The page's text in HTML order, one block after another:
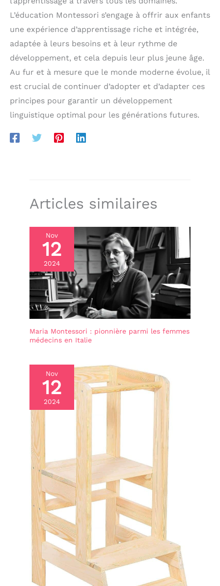
L’éducation Montessori s’engage à offrir aux enfants
une expérience d’apprentissage riche et intégrée,
adaptée à leurs besoins et à leur rythme de
développement, et cela depuis leur plus jeune âge.
Au fur et à mesure que le monde moderne évolue, il
est crucial de continuer d’adopter et d’adapter ces
principes pour garantir un développement
linguistique optimal pour les générations futures.
Articles similaires
Nov
12
2024
Maria Montessori : pionnière parmi les femmes
médecins en Italie
Nov
12
2024